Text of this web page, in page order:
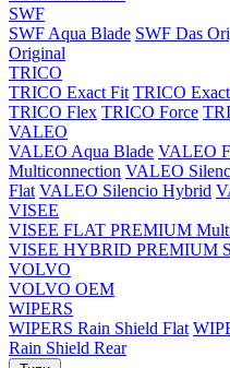
SWF
SWF Aqua Blade SWF Das
Original
TRICO
TRICO Exact Fit TRICO
TRICO Flex TRICO Force
VALEO
VALEO Aqua Blade VALEO
Multiconnection VALEO
Flat VALEO Silencio Hybrid
VISEE
VISEE FLAT PREMIUM
VISEE HYBRID PREMIUM
VOLVO
VOLVO OEM
WIPERS
WIPERS Rain Shield Flat
Rain Shield Rear